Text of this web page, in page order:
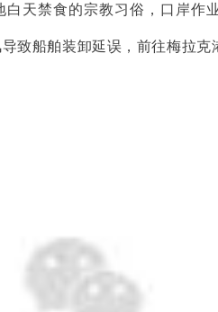
天禁食的宗教习俗，口岸
致船舶装卸延误，前往梅拉克